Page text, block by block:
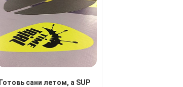
Готовь сани летом, а SUP